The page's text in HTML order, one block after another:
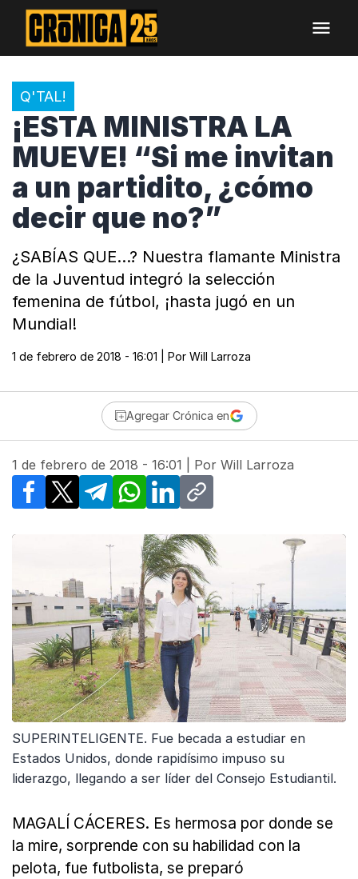
Q'TAL!
¡ESTA MINISTRA LA
MUEVE! “Si me invitan
a un partidito, ¿cómo
decir que no?”
¿SABÍAS QUE...? Nuestra flamante Ministra
de la Juventud integró la selección
femenina de fútbol, ¡hasta jugó en un
Mundial!
1 de febrero de 2018 - 16:01 | Por Will Larroza
Agregar Crónica en
1 de febrero de 2018 - 16:01 | Por Will Larroza
Facebook
X TelegramWhatsApp
LinkedInCopy link
SUPERINTELIGENTE. Fue becada a estudiar en
Estados Unidos, donde rapidísimo impuso su
liderazgo, llegando a ser líder del Consejo Estudiantil.
MAGALÍ CÁCERES. Es hermosa por donde se
la mire, sorprende con su habilidad con la
pelota, fue futbolista, se preparó